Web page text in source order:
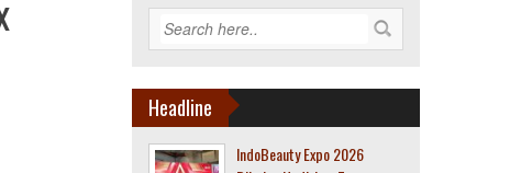
Headline
IndoBeauty Expo 2026